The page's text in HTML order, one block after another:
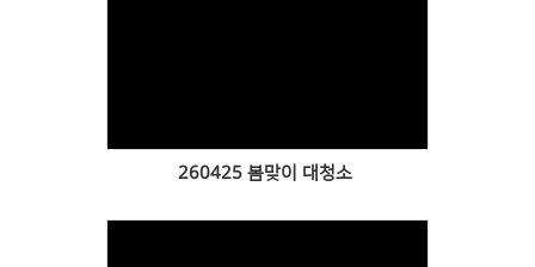
260425 봄맞이 대청소